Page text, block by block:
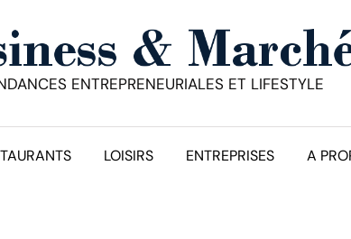
ENTREPRENEURIALES ET LIFESTYLE
LOISIRS ENTREPRISES A